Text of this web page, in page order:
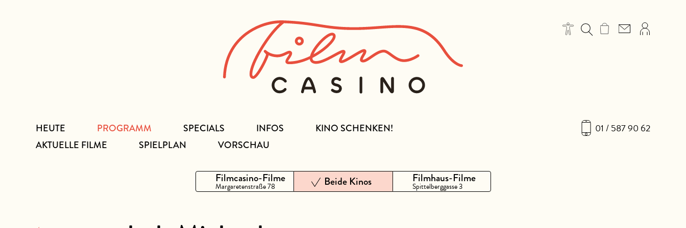
01 / 587 90 62
HEUTE
PROGRAMM
AKTUELLE FILME
SPIELPLAN VORSCHAU
SPECIALS INFOS KINO SCHENKEN!
Filmcasino-Filme
Margaretenstraße 78 Beide Kinos Filmhaus-Filme
Spittelberggasse 3